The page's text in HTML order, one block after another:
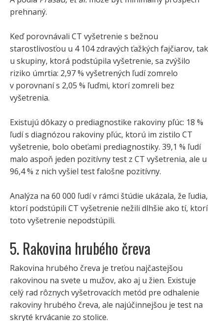
prehnaný.
Keď porovnávali CT vyšetrenie s bežnou
starostlivosťou u 4 104 zdravých ťažkých fajčiarov, tak
u skupiny, ktorá podstúpila vyšetrenie, sa zvýšilo
riziko úmrtia: 2,97 % vyšetrených ľudí zomrelo
v porovnaní s 2,05 % ľuďmi, ktorí zomreli bez
vyšetrenia.
Existujú dôkazy o prediagnostike rakoviny pľúc: 18 %
ľudí s diagnózou rakoviny pľúc, ktorú im zistilo CT
vyšetrenie, bolo obeťami prediagnostiky. 39,1 % ľudí
malo aspoň jeden pozitívny test z CT vyšetrenia, ale u
96,4 % z nich vyšiel test falošne pozitívny.
Analýza na 60 000 ľudí v rámci štúdie ukázala, že ľudia,
ktorí podstúpili CT vyšetrenie nežili dlhšie ako tí, ktorí
toto vyšetrenie nepodstúpili.
5. Rakovina hrubého čreva
Rakovina hrubého čreva je treťou najčastejšou
rakovinou na svete u mužov, ako aj u žien. Existuje
celý rad rôznych vyšetrovacích metód pre odhalenie
rakoviny hrubého čreva, ale najúčinnejšou je test na
skryté krvácanie zo stolice.